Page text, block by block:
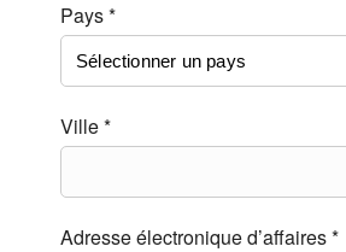
Pays *
Ville *
Adresse électronique d’affaires *